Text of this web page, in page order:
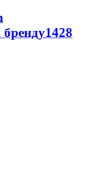
бренду1428